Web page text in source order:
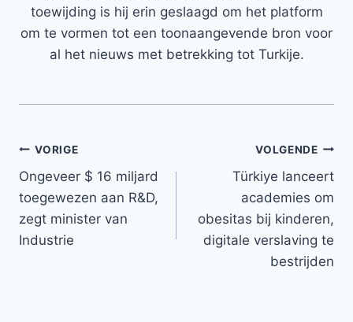
toewijding is hij erin geslaagd om het platform
om te vormen tot een toonaangevende bron voor
al het nieuws met betrekking tot Turkije.
Bericht
navigatie
VORIGE
Ongeveer $ 16 miljard
toegewezen aan R&D,
zegt minister van
Industrie
VOLGENDE
Türkiye lanceert
academies om
obesitas bij kinderen,
digitale verslaving te
bestrijden